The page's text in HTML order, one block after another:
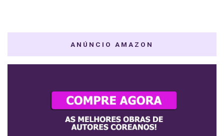
ANÚNCIO AMAZON